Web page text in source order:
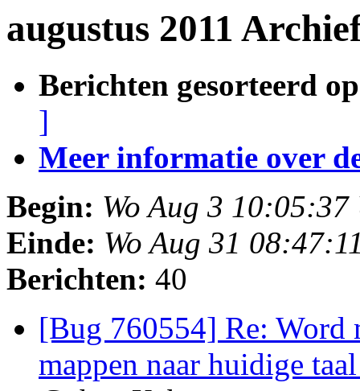
augustus 2011
Berichten gesorteerd
]
Meer informatie over
Begin: Wo Aug 3 10:05:37
Einde: Wo Aug 31
Berichten: 40
[Bug 760554] Re: Word
mappen naar huidige